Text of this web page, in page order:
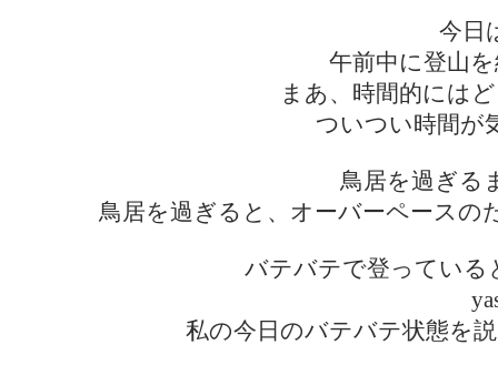
今日
午前中に登山
まあ、時間的には
ついつい時間が
鳥居を過ぎる
鳥居を過ぎると、オーバーペース
バテバテで登っている
私の今日のバテバテ状態を